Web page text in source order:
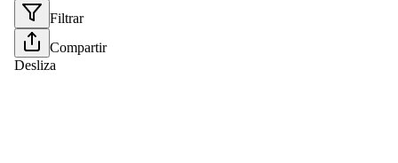
Filtrar
Compartir
Desliza